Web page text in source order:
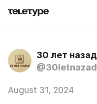
30 лет назад
@30letnazad
August 31, 2024